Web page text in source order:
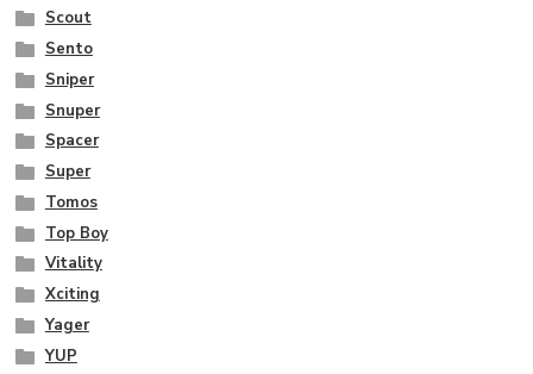
Scout
Sento
Sniper
Snuper
Spacer
Super
Tomos
Top Boy
Vitality
Xciting
Yager
YUP